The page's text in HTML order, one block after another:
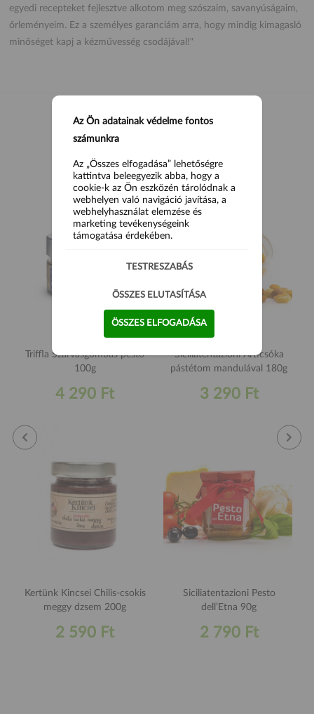
egyedi recepteket fejlesztve alkotom meg szószaim, savanyúságaim,
őrleményeim. Ez a személyes garanciám arra, hogy mindig kimagasló
minőséget kapj a kézművesség csodájával!"
Triffla Szarvasgombás pesto
100g
4 290 Ft
Kertünk Kincsei Chilis-csokis
meggy dzsem 200g
2 590 Ft
Siciliatentazioni Articsóka
pástétom mandulával 180g
3 290 Ft
Siciliatentazioni Pesto
dell’Etna 90g
2 790 Ft
Az Ön adatainak védelme fontos
számunkra
Az „Összes elfogadása” lehetőségre
kattintva beleegyezik abba, hogy a
cookie-k az Ön eszközén tárolódnak a
webhelyen való navigáció javítása, a
webhelyhasználat elemzése és
marketing tevékenységeink
támogatása érdekében.
TESTRESZABÁS
ÖSSZES ELUTASÍTÁSA
ÖSSZES ELFOGADÁSA